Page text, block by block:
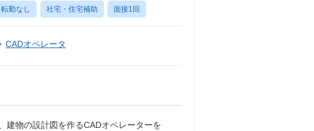
転勤なし 社宅・住宅補助 面接1回
CADオペレータ
建物の設計図を作るCADオペレーターを